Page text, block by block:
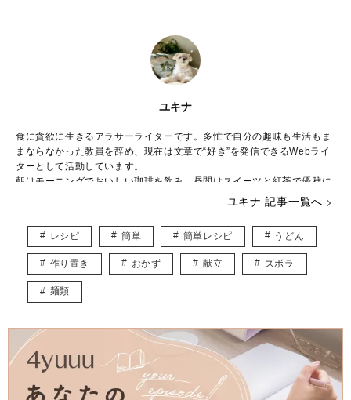
ユキナ
食に貪欲に生きるアラサーライターです。多忙で自分の趣味も生活もま
まならなかった教員を辞め、現在は文章で“好き”を発信できるWebライ
ターとして活動しています。
朝はモーニングでおいしい珈琲を飲み、昼間はスイーツと紅茶で優雅に
過ごし、夜はお酒とおつまみを食べる1日が何よりも幸せです♪
信していきます！
ユキナ 記事一覧へ
レシピ 簡単 簡単レシピ うどん
作り置き おかず 献立 ズボラ
麺類